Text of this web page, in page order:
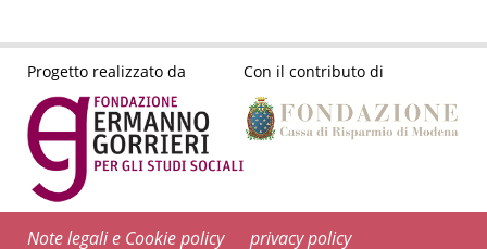
Progetto realizzato da Con il contributo di
Note legali e Cookie policy privacy policy